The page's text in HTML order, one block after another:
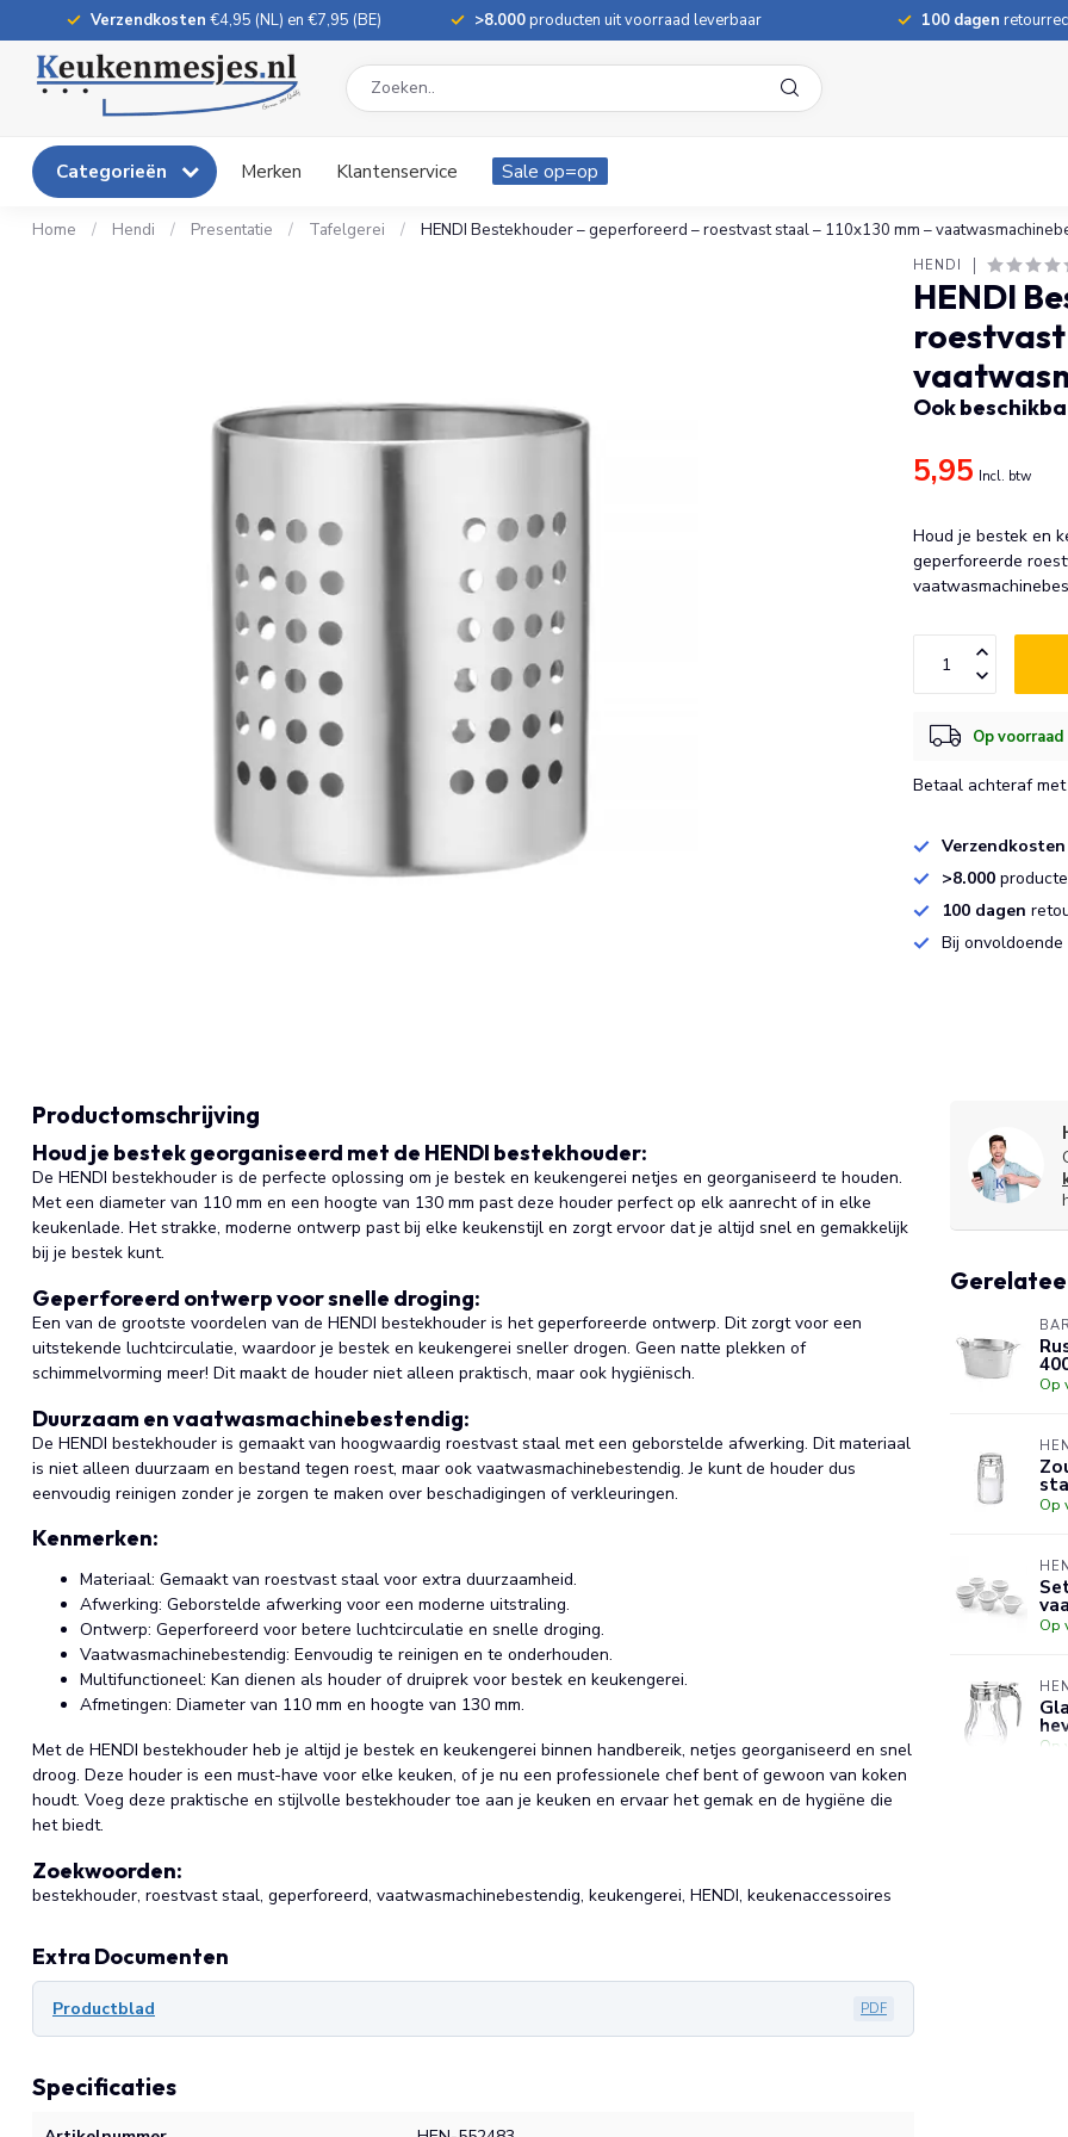
Verzendkosten €4,95 (NL) en €7,95 (BE) >8.000producten uit voorraad leverbaar 100 dagen
Categorieën Merken Klantenservice Sale op=op
Home / Hendi / Presentatie / Tafelgerei / HENDI Bestekhouder – geperforeerd – roestvast staal – 110x130 mm –
HENDI
HENDI
roestvast
Ook
5,95 Incl. btw
Houd je bestek en
geperforeerde
Op
Betaal achteraf
Verzendkosten
>8.000
100 dagen
Bij
Productomschrijving
Houd je bestek georganiseerd met de HENDI bestekhouder:
De HENDI bestekhouder is de perfecte oplossing om je bestek en keukengerei netjes en georganiseerd te houden.
Met een diameter van 110 mm en een hoogte van 130 mm past deze houder perfect op elk aanrecht of in elke
keukenlade. Het strakke, moderne ontwerp past bij elke keukenstijl en zorgt ervoor dat je altijd snel en gemakkelijk
bij je bestek kunt.
Geperforeerd ontwerp voor snelle droging:
Een van de grootste voordelen van de HENDI bestekhouder is het geperforeerde ontwerp. Dit zorgt voor een
uitstekende luchtcirculatie, waardoor je bestek en keukengerei sneller drogen. Geen natte plekken of
schimmelvorming meer! Dit maakt de houder niet alleen praktisch, maar ook hygiënisch.
Duurzaam en vaatwasmachinebestendig:
De HENDI bestekhouder is gemaakt van hoogwaardig roestvast staal met een geborstelde afwerking. Dit materiaal
is niet alleen duurzaam en bestand tegen roest, maar ook vaatwasmachinebestendig. Je kunt de houder dus
eenvoudig reinigen zonder je zorgen te maken over beschadigingen of verkleuringen.
Kenmerken:
Materiaal: Gemaakt van roestvast staal voor extra duurzaamheid.
Afwerking: Geborstelde afwerking voor een moderne uitstraling.
Ontwerp: Geperforeerd voor betere luchtcirculatie en snelle droging.
Vaatwasmachinebestendig: Eenvoudig te reinigen en te onderhouden.
Multifunctioneel: Kan dienen als houder of druiprek voor bestek en keukengerei.
Afmetingen: Diameter van 110 mm en hoogte van 130 mm.
Met de HENDI bestekhouder heb je altijd je bestek en keukengerei binnen handbereik, netjes georganiseerd en snel
droog. Deze houder is een must-have voor elke keuken, of je nu een professionele chef bent of gewoon van koken
houdt. Voeg deze praktische en stijlvolle bestekhouder toe aan je keuken en ervaar het gemak en de hygiëne die
het biedt.
Zoekwoorden:
bestekhouder, roestvast staal, geperforeerd, vaatwasmachinebestendig, keukengerei, HENDI, keukenaccessoires
Extra Documenten
Productblad PDF
Specificaties
Op
Op
Op
Op